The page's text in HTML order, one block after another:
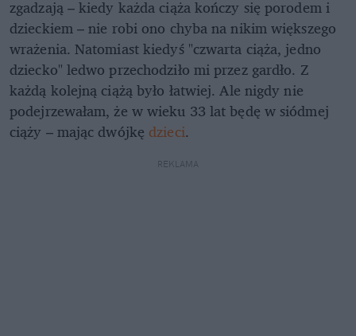
zgadzają – kiedy każda ciąża kończy się porodem i
dzieckiem – nie robi ono chyba na nikim większego
wrażenia. Natomiast kiedyś "czwarta ciąża, jedno
dziecko" ledwo przechodziło mi przez gardło. Z
każdą kolejną ciążą było łatwiej. Ale nigdy nie
podejrzewałam, że w wieku 33 lat będę w siódmej
ciąży – mając dwójkę dzieci.
REKLAMA